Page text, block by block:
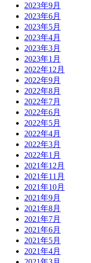
2023年9月
2023年6月
2023年5月
2023年4月
2023年3月
2023年1月
2022年12月
2022年9月
2022年8月
2022年7月
2022年6月
2022年5月
2022年4月
2022年3月
2022年1月
2021年12月
2021年11月
2021年10月
2021年9月
2021年8月
2021年7月
2021年6月
2021年5月
2021年4月